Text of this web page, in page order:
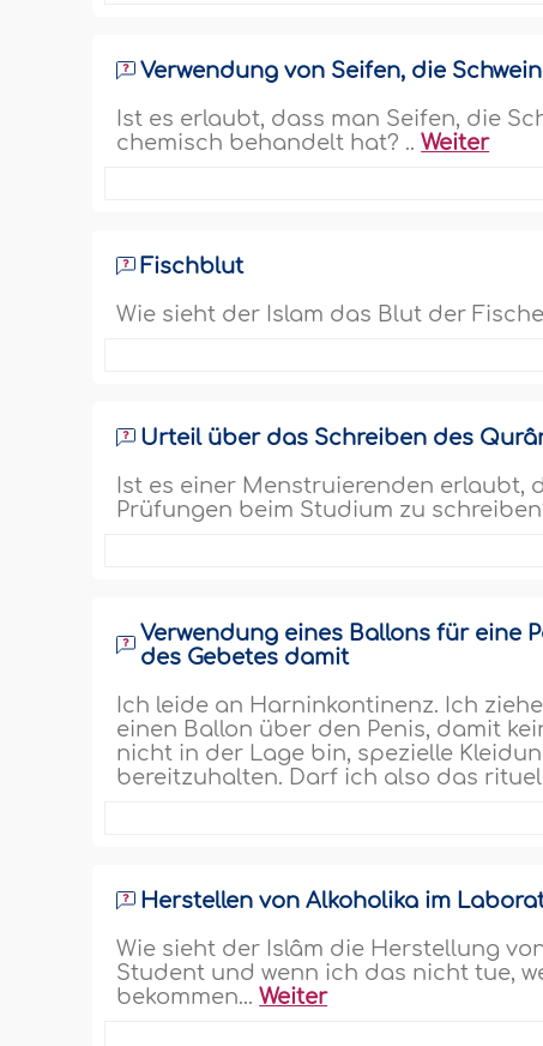
Verwendung von Seifen, die
Ist es erlaubt, dass man Seifen, die
chemisch behandelt hat? ..Weiter
Fischblut
Wie sieht der Islam das Blut der
Urteil über das Schreiben des
Ist es einer Menstruierenden
Prüfungen beim Studium zu
Verwendung eines Ballons für eine
des Gebetes damit
Ich leide an Harninkontinenz. Ich
einen Ballon über den Penis, damit
nicht in der Lage bin, spezielle
bereitzuhalten. Darf ich also das
Herstellen von Alkoholika im
Wie sieht der Islâm die Herstellung
Student und wenn ich das nicht tue,
bekommen...Weiter